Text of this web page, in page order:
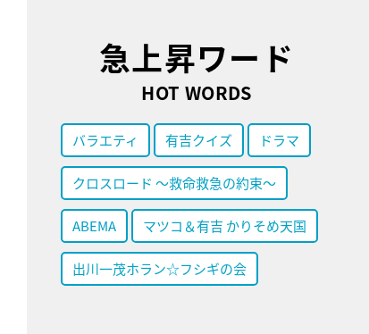
急上昇ワード
HOT WORDS
バラエティ 有吉クイズ ドラマ
クロスロード ～救命救急の約束～
ABEMA マツコ＆有吉 かりそめ天国
出川一茂ホラン☆フシギの会